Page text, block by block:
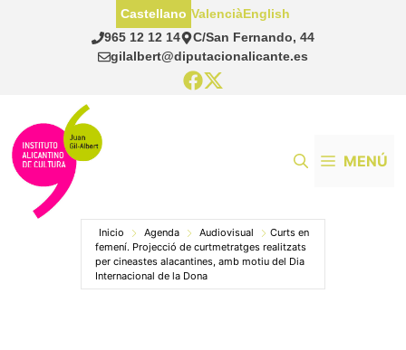
965 12 12 14
C/San Fernando, 44
gilalbert@diputacionalicante.es
Castellano ValenciàEnglish
MENÚ
Inicio Agenda Audiovisual
Curts en
femení. Projecció de curtmetratges realitzats
per cineastes alacantines, amb motiu del Dia
Internacional de la Dona